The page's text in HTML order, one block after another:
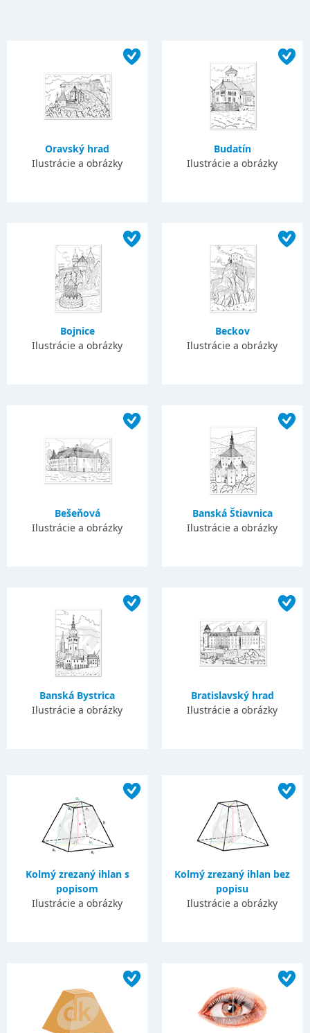
Oravský hrad
Ilustrácie a obrázky
Budatín
Ilustrácie a obrázky
Bojnice
Ilustrácie a obrázky
Beckov
Ilustrácie a obrázky
Bešeňová
Ilustrácie a obrázky
Banská Štiavnica
Ilustrácie a obrázky
Banská Bystrica
Ilustrácie a obrázky
Bratislavský hrad
Ilustrácie a obrázky
Kolmý zrezaný ihlan s
popisom
Ilustrácie a obrázky
Kolmý zrezaný ihlan bez
popisu
Ilustrácie a obrázky